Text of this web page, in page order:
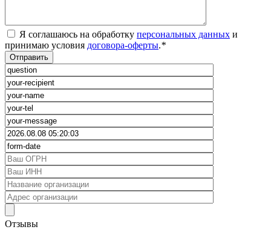
Я соглашаюсь на обработку персональных данных и
принимаю условия договора-оферты.*
Отзывы